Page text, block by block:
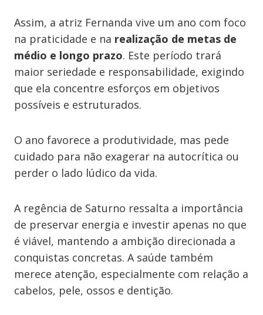
Assim, a atriz Fernanda vive um ano com foco
na praticidade e na realização de metas de
médio e longo prazo. Este período trará
maior seriedade e responsabilidade, exigindo
que ela concentre esforços em objetivos
possíveis e estruturados.
O ano favorece a produtividade, mas pede
cuidado para não exagerar na autocrítica ou
perder o lado lúdico da vida.
A regência de Saturno ressalta a importância
de preservar energia e investir apenas no que
é viável, mantendo a ambição direcionada a
conquistas concretas. A saúde também
merece atenção, especialmente com relação a
cabelos, pele, ossos e dentição.